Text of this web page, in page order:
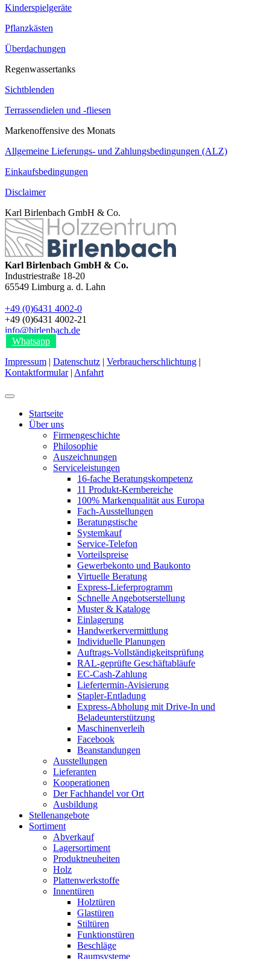
Kinderspielgeräte
Pflanzkästen
Überdachungen
Regenwassertanks
Sichtblenden
Terrassendielen und -fliesen
Markenoffensive des Monats
Allgemeine Lieferungs- und Zahlungsbedingungen (ALZ)
Einkaufsbedingungen
Disclaimer
Karl Birlenbach GmbH & Co.
Karl Birlenbach GmbH & Co.
Industriestraße 18-20
65549 Limburg a. d. Lahn
+49 (0)6431 4002-0
+49 (0)6431 4002-21
info@birlenbach.de
Whatsapp
Impressum | Datenschutz | Verbraucherschlichtung |
Kontaktformular| Anfahrt
Startseite
Über uns
Firmengeschichte
Philosophie
Auszeichnungen
Serviceleistungen
16-fache Beratungskompetenz
11 Produkt-Kernbereiche
100% Markenqualität aus Europa
Fach-Ausstellungen
Beratungstische
Systemkauf
Service-Telefon
Vorteilspreise
Gewerbekonto und Baukonto
Virtuelle Beratung
Express-Lieferprogramm
Schnelle Angebotserstellung
Muster & Kataloge
Einlagerung
Handwerkervermittlung
Individuelle Planungen
Auftrags-Vollständigkeitsprüfung
RAL-geprüfte Geschäftabläufe
EC-Cash-Zahlung
Liefertermin-Avisierung
Stapler-Entladung
Express-Abholung mit Drive-In und
Beladeunterstützung
Maschinenverleih
Facebook
Beanstandungen
Ausstellungen
Lieferanten
Kooperationen
Der Fachhandel vor Ort
Ausbildung
Stellenangebote
Sortiment
Abverkauf
Lagersortiment
Produktneuheiten
Holz
Plattenwerkstoffe
Innentüren
Holztüren
Glastüren
Stiltüren
Funktionstüren
Beschläge
Raumsysteme